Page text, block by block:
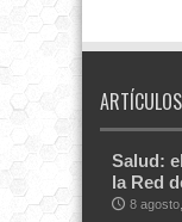
Salud:
la Red
8